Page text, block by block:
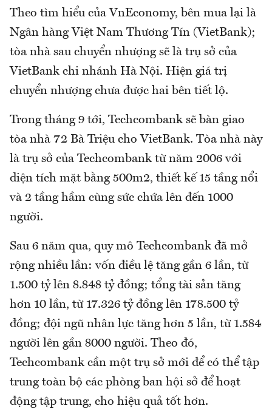
Theo tìm hiểu của VnEconomy, bên mua lại là
Ngân hàng Việt Nam Thương Tín (VietBank);
tòa nhà sau chuyển nhượng sẽ là trụ sở của
VietBank chi nhánh Hà Nội. Hiện giá trị
chuyển nhượng chưa được hai bên tiết lộ.
Trong tháng 9 tới, Techcombank sẽ bàn giao
tòa nhà 72 Bà Triệu cho VietBank. Tòa nhà này
là trụ sở của Techcombank từ năm 2006 với
diện tích mặt bằng 500m2, thiết kế 15 tầng nổi
và 2 tầng hầm cùng sức chứa lên đến 1000
người.
Sau 6 năm qua, quy mô Techcombank đã mở
rộng nhiều lần: vốn điều lệ tăng gần 6 lần, từ
1.500 tỷ lên 8.848 tỷ đồng; tổng tài sản tăng
hơn 10 lần, từ 17.326 tỷ đồng lên 178.500 tỷ
đồng; đội ngũ nhân lực tăng hơn 5 lần, từ 1.584
người lên gần 8000 người. Theo đó,
Techcombank cần một trụ sở mới để có thể tập
trung toàn bộ các phòng ban hội sở để hoạt
động tập trung, cho hiệu quả tốt hơn.